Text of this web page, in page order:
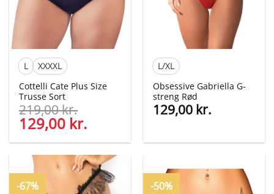
L
XXXXL
Cottelli Cate Plus Size
Trusse Sort
219,00kr.
Den
oprindelige
pris
var:
219,00 kr..
129,00 kr.
pris
er:
129,00 kr..
L/XL
Obsessive Gabriella G-
streng Rød
129,00 kr.
-67% -50%